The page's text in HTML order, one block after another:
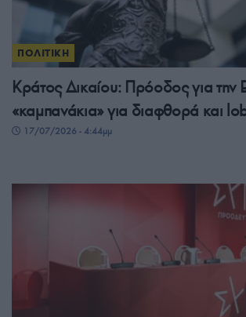
ΠΟΛΙΤΙΚΗ
Κράτος Δικαίου: Πρόοδος για
«καμπανάκια» για διαφθορά και
17/07/2026 - 4:44μμ